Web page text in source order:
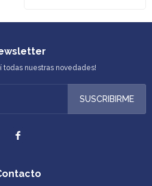
todas nuestras novedades!
SUSCRIBIRME
